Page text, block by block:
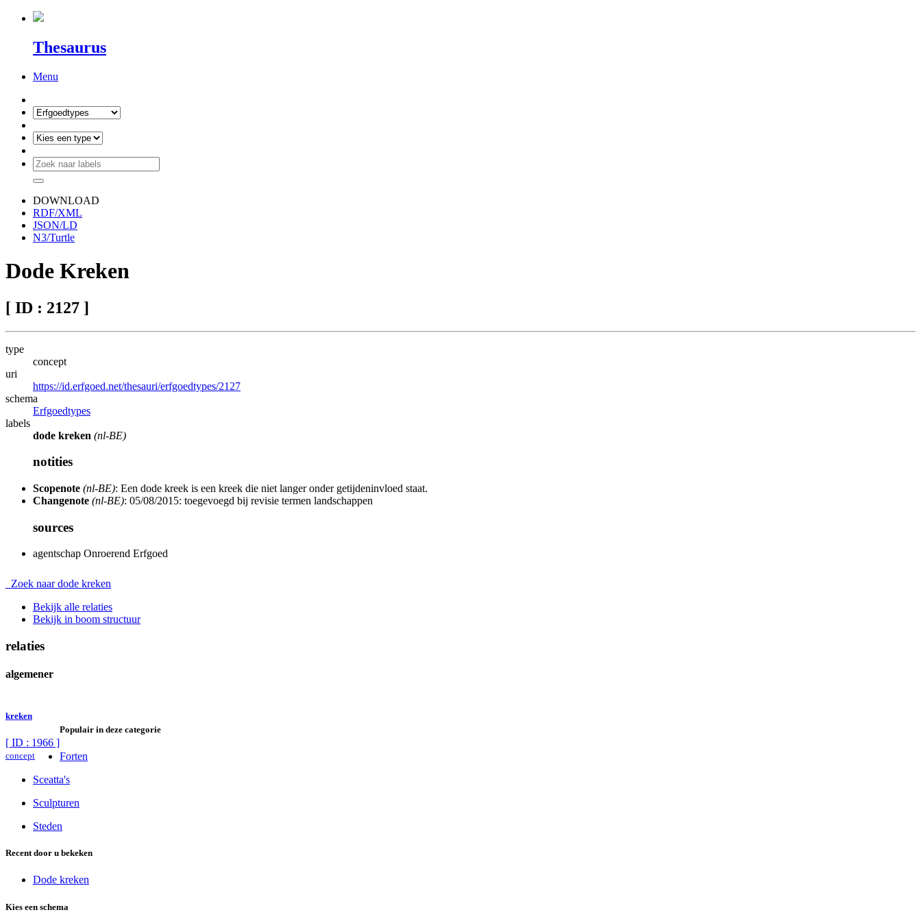
Thesaurus
Menu
DOWNLOAD
RDF/XML
JSON/LD
N3/Turtle
Dode Kreken
[ ID : 2127 ]
type
concept
uri
https://id.erfgoed.net/thesauri/erfgoedtypes/2127
schema
Erfgoedtypes
labels
dode kreken (nl-BE)
notities
Scopenote (nl-BE): Een dode kreek is een kreek die niet langer onder getijdeninvloed staat.
Changenote (nl-BE): 05/08/2015: toegevoegd bij revisie termen landschappen
sources
agentschap Onroerend Erfgoed
Zoek naar dode kreken
Bekijk alle relaties
Bekijk in boom structuur
relaties
algemener
kreken
[ ID : 1966 ]
concept
Populair in deze categorie
Forten
Sceatta's
Sculpturen
Steden
Recent door u bekeken
Dode kreken
Kies een schema